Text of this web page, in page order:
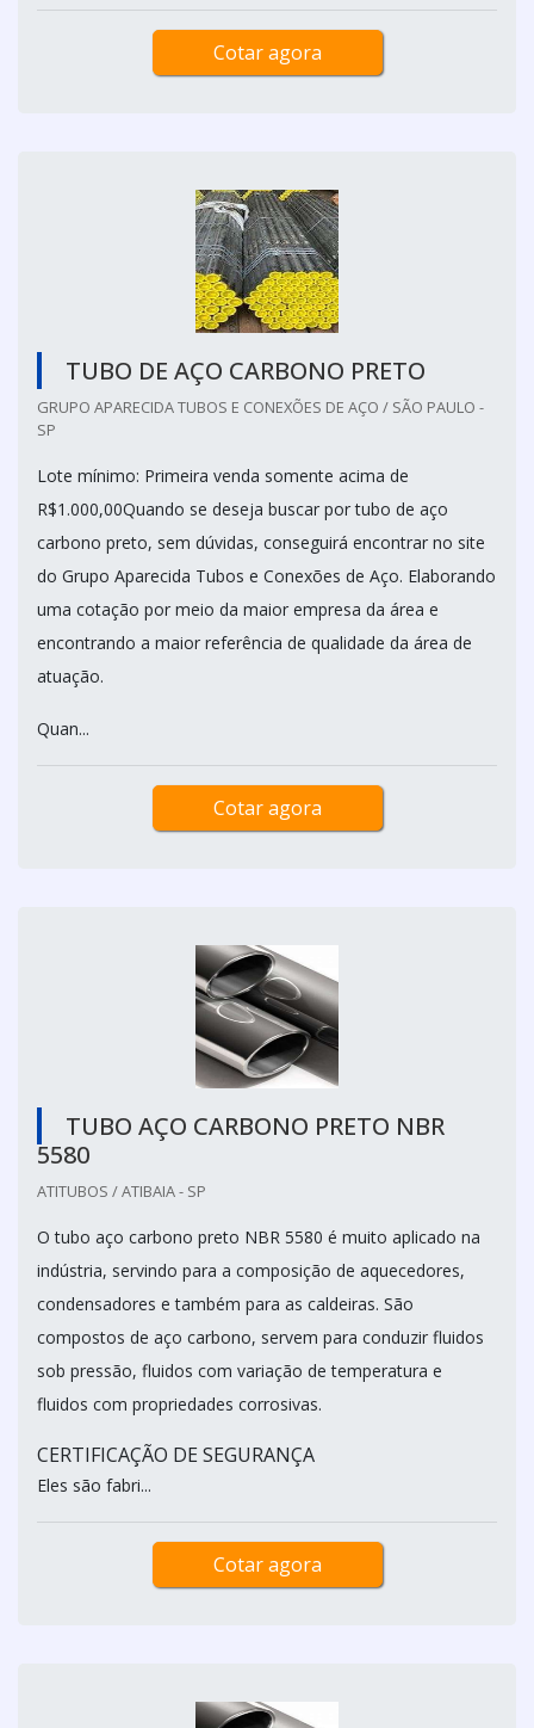
Cotar agora
TUBO DE AÇO CARBONO PRETO
GRUPO APARECIDA TUBOS E CONEXÕES DE AÇO / SÃO PAULO -
SP
Lote mínimo: Primeira venda somente acima de
R$1.000,00Quando se deseja buscar por tubo de aço
carbono preto, sem dúvidas, conseguirá encontrar no site
do Grupo Aparecida Tubos e Conexões de Aço. Elaborando
uma cotação por meio da maior empresa da área e
encontrando a maior referência de qualidade da área de
atuação.
Quan...
Cotar agora
TUBO AÇO CARBONO PRETO NBR
5580
ATITUBOS / ATIBAIA - SP
O tubo aço carbono preto NBR 5580 é muito aplicado na
indústria, servindo para a composição de aquecedores,
condensadores e também para as caldeiras. São
compostos de aço carbono, servem para conduzir fluidos
sob pressão, fluidos com variação de temperatura e
fluidos com propriedades corrosivas.
CERTIFICAÇÃO DE SEGURANÇA
Eles são fabri...
Cotar agora